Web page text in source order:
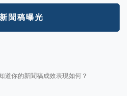
聞稿曝光
道你的新聞稿成效表現如何？